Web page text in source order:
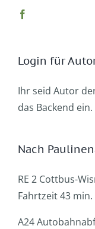
Login für
Ihr seid Autor
das Backend ein.
Nach
RE 2 Cottbus-
Fahrtzeit 43 min.
A24